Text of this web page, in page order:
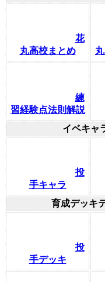
花
丸高校まとめ
練
習経験点法則解説
イベキャ
投
手キャラ
育成デッキ
投
手デッキ